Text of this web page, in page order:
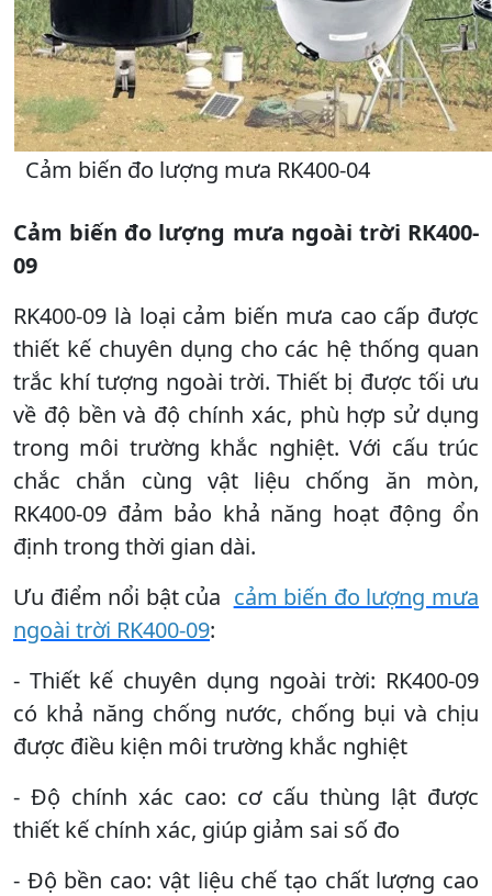
Cảm biến đo lượng mưa RK400-04
Cảm biến đo lượng mưa ngoài trời RK400-
09
RK400-09 là loại cảm biến mưa cao cấp được
thiết kế chuyên dụng cho các hệ thống quan
trắc khí tượng ngoài trời. Thiết bị được tối ưu
về độ bền và độ chính xác, phù hợp sử dụng
trong môi trường khắc nghiệt. Với cấu trúc
chắc chắn cùng vật liệu chống ăn mòn,
RK400-09 đảm bảo khả năng hoạt động ổn
định trong thời gian dài.
Ưu điểm nổi bật của cảm biến đo lượng mưa
ngoài trời RK400-09:
- Thiết kế chuyên dụng ngoài trời: RK400-09
có khả năng chống nước, chống bụi và chịu
được điều kiện môi trường khắc nghiệt
- Độ chính xác cao: cơ cấu thùng lật được
thiết kế chính xác, giúp giảm sai số đo
- Độ bền cao: vật liệu chế tạo chất lượng cao